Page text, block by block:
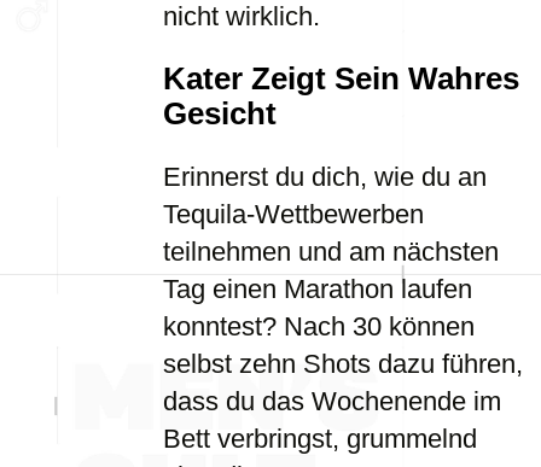
nicht wirklich.
Kater Zeigt Sein Wahres
Gesicht
Erinnerst du dich, wie du an
Tequila-Wettbewerben
teilnehmen und am nächsten
Tag einen Marathon laufen
konntest? Nach 30 können
selbst zehn Shots dazu führen,
dass du das Wochenende im
Bett verbringst, grummelnd